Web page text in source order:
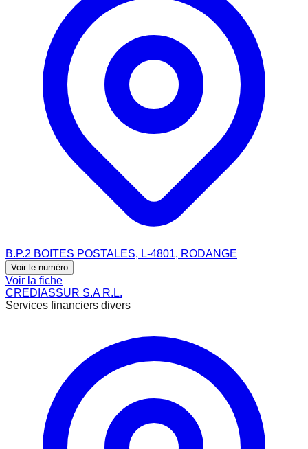
B.P.2 BOITES POSTALES, L-4801, RODANGE
Voir le numéro
Voir la fiche
CREDIASSUR S.A R.L.
Services financiers divers